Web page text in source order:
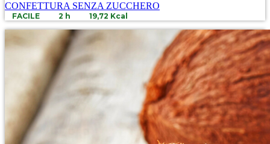
CONFETTURA SENZA ZUCCHERO
FACILE 2 h 19,72 Kcal